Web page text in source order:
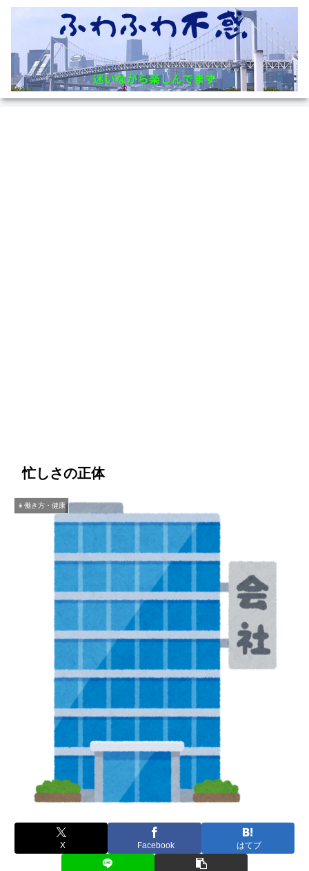
忙しさの正体
👧働き方・健康
X Facebook はてブ